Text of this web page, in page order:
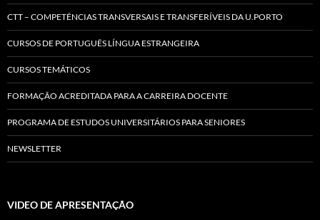
CTT – COMPETÊNCIAS TRANSVERSAIS E TRANSFERÍVEIS DA U.PORTO
CURSOS DE PORTUGUÊS LÍNGUA ESTRANGEIRA
CURSOS TEMÁTICOS
FORMAÇÃO ACREDITADA PARA A CARREIRA DOCENTE
PROGRAMA DE ESTUDOS UNIVERSITÁRIOS PARA SENIORES
NEWSLETTER
VIDEO DE APRESENTAÇÃO